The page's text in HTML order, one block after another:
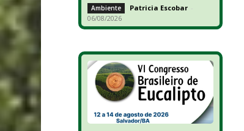
Ambiente Patricia Escobar -
06/08/2026